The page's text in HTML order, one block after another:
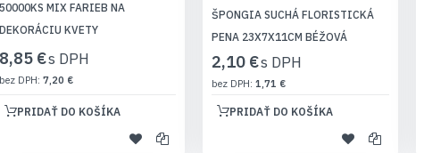
50000KS MIX FARIEB NA
DEKORÁCIU KVETY
8,85 €
7,20 €
PRIDAŤ DO KOŠÍKA
ŠPONGIA SUCHÁ FLORISTICKÁ
PENA 23X7X11CM BÉŽOVÁ
2,10 €
1,71 €
PRIDAŤ DO KOŠÍKA